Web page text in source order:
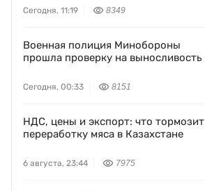
Сегодня, 11:19 8349
Военная полиция Минобороны
прошла проверку на выносливость
Сегодня, 00:33 8151
НДС, цены и экспорт: что тормозит
переработку мяса в Казахстане
6 августа, 23:44 7975